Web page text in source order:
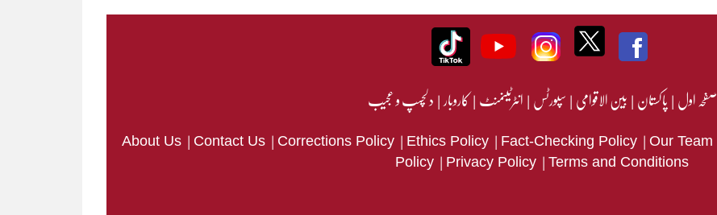
صفحہ اول|پاکستان|بین الاقوامی|سپورٹس|انٹرٹینمنٹ|کاروبار|دلچسپ و عجیب
About Us | Contact Us | Corrections Policy | Ethics Policy | Fact-Checking Policy | Our Team
Policy | Privacy Policy | Terms and Conditions